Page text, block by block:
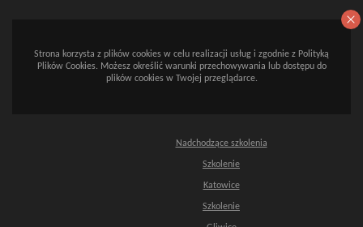
Strona korzysta z plików cookies w celu realizacji usług i zgodnie z Polityką
Plików Cookies. Możesz określić warunki przechowywania lub dostępu do
plików cookies w Twojej przeglądarce.
Nadchodzące szkolenia
Szkolenie
Katowice
Szkolenie